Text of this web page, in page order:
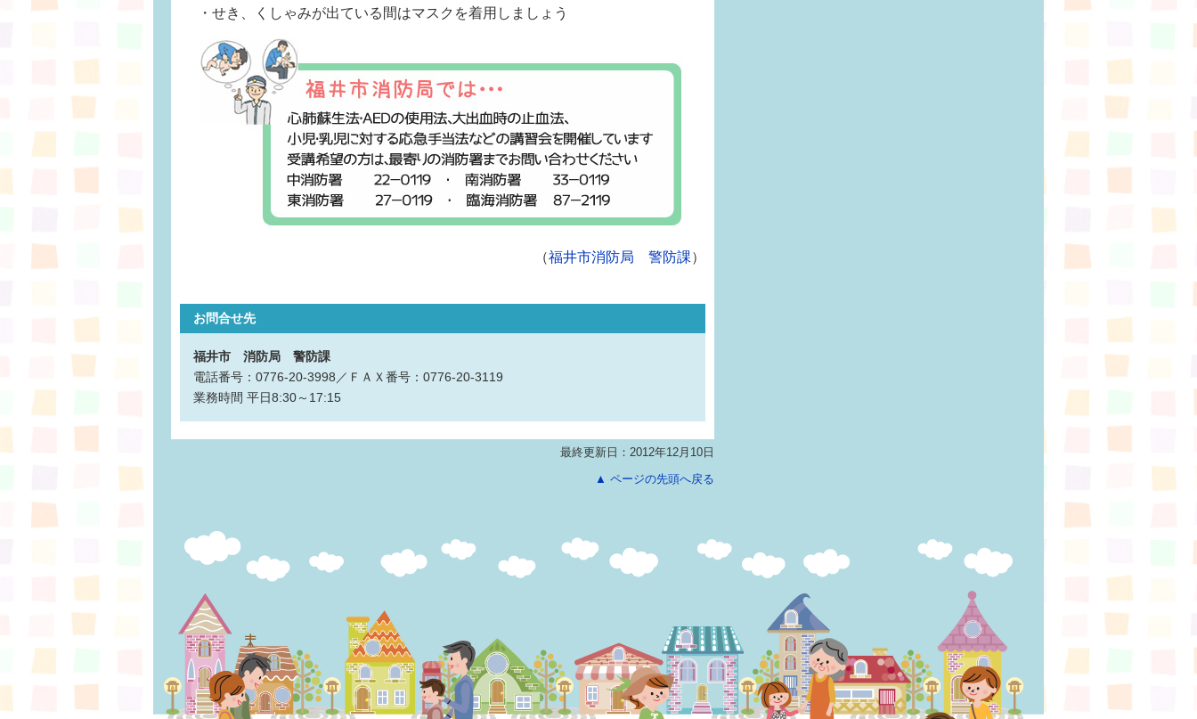
・せき、くしゃみが出ている間はマスクを着用しましょう
（福井市消防局 警防課）
お問合せ先
福井市 消防局 警防課
電話番号：0776-20-3998／ＦＡＸ番号：0776-20-3119
業務時間 平日8:30～17:15
最終更新日：2012年12月10日
▲ ページの先頭へ戻る